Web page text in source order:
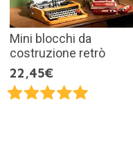
Mini blocchi da
costruzione retrò
22,45€